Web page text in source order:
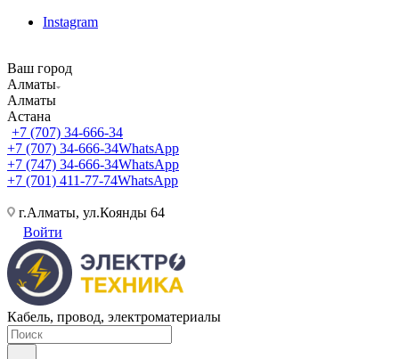
Instagram
Ваш город
Алматы
Алматы
Астана
+7 (707) 34-666-34
+7 (707) 34-666-34WhatsApp
+7 (747) 34-666-34WhatsApp
+7 (701) 411-77-74WhatsApp
г.Алматы, ул.Коянды 64
Войти
Кабель, провод, электроматериалы